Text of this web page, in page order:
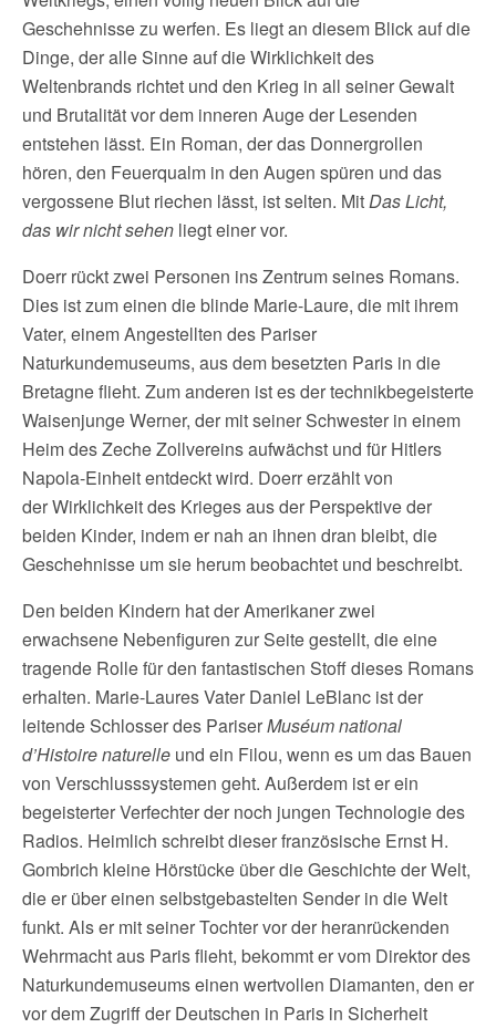
Geschehnisse zu werfen. Es liegt an diesem Blick auf die
Dinge, der alle Sinne auf die Wirklichkeit des
Weltenbrands richtet und den Krieg in all seiner Gewalt
und Brutalität vor dem inneren Auge der Lesenden
entstehen lässt. Ein Roman, der das Donnergrollen
hören, den Feuerqualm in den Augen spüren und das
vergossene Blut riechen lässt, ist selten. MitDas Licht,
das wir nicht sehen liegt einer vor.
Doerr rückt zwei Personen ins Zentrum seines Romans.
Dies ist zum einen die blinde Marie-Laure, die mit ihrem
Vater, einem Angestellten des Pariser
Naturkundemuseums, aus dem besetzten Paris in die
Bretagne flieht. Zum anderen ist es der technikbegeisterte
Waisenjunge Werner, der mit seiner Schwester in einem
Heim des Zeche Zollvereins aufwächst und für Hitlers
Napola-Einheit entdeckt wird. Doerr erzählt von
der Wirklichkeit des Krieges aus der Perspektive der
beiden Kinder, indem er nah an ihnen dran bleibt, die
Geschehnisse um sie herum beobachtet und beschreibt.
Den beiden Kindern hat der Amerikaner zwei
erwachsene Nebenfiguren zur Seite gestellt, die eine
tragende Rolle für den fantastischen Stoff dieses Romans
erhalten. Marie-Laures Vater Daniel LeBlanc ist der
leitende Schlosser des PariserMuséum national
d’Histoire naturelle und ein Filou, wenn es um das Bauen
von Verschlusssystemen geht. Außerdem ist er ein
begeisterter Verfechter der noch jungen Technologie des
Radios. Heimlich schreibt dieser französische Ernst H.
Gombrich kleine Hörstücke über die Geschichte der Welt,
die er über einen selbstgebastelten Sender in die Welt
funkt. Als er mit seiner Tochter vor der heranrückenden
Wehrmacht aus Paris flieht, bekommt er vom Direktor des
Naturkundemuseums einen wertvollen Diamanten, den er
vor dem Zugriff der Deutschen in Paris in Sicherheit